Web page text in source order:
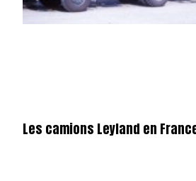
Les camions Leyland en